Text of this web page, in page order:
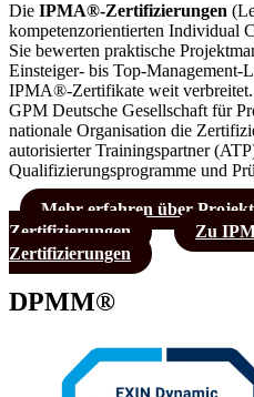
Die IPMA®-Zertifizierungen
kompetenzorientierten Individual
Sie bewerten praktische
Einsteiger- bis Top-Management-
IPMA®-Zertifikate weit
GPM Deutsche Gesellschaft für
nationale Organisation die
autorisierter Trainingspartner
Qualifizierungsprogramme und
Mehr erfahren über
Zertifizierungen
Zu
Zertifizierungen
DPMM®